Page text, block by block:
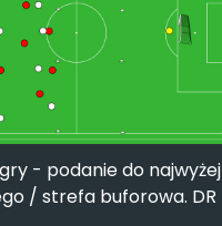
- podanie do najwyżej
/ strefa buforowa. DR